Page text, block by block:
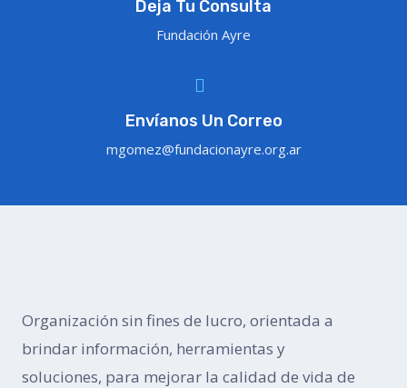
Deja Tu Consulta
Fundación Ayre
Envíanos Un Correo
mgomez@fundacionayre.org.ar
Organización sin fines de lucro, orientada a
brindar información, herramientas y
soluciones, para mejorar la calidad de vida de